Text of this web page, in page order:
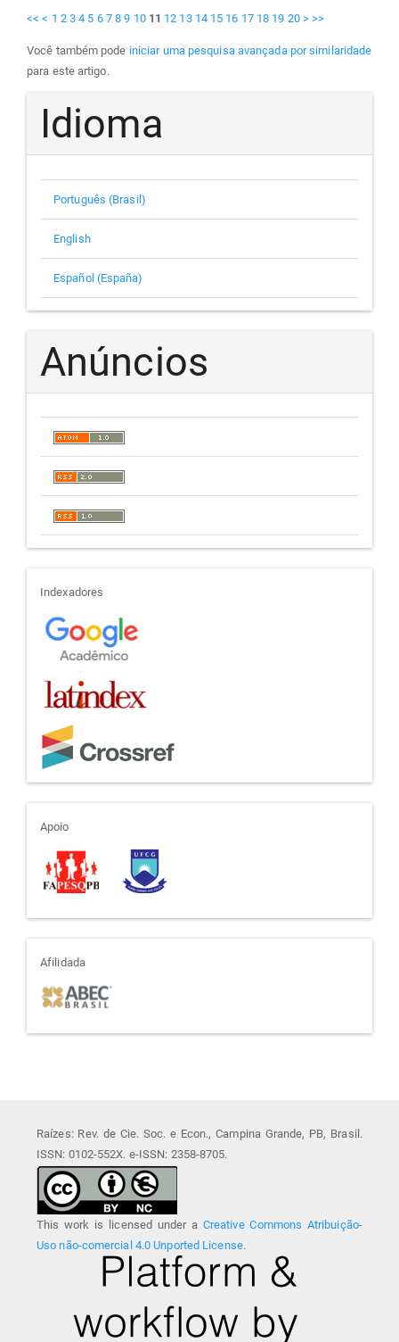
<< < 1 2 3 4 5 6 7 8 9 10 11 12 13 14 15 16 17 18 19 20 > >>
Você também pode iniciar uma pesquisa avançada por similaridade
para este artigo.
Idioma
Português (Brasil)
English
Español (España)
Anúncios
indexadores
Indexadores
apoio
Apoio
afiliada
Afilidada
Raízes: Rev. de Cie. Soc. e Econ., Campina Grande, PB, Brasil.
ISSN: 0102-552X. e-ISSN: 2358-8705.
This work is licensed under a Creative Commons Atribuição-
Uso não-comercial 4.0 Unported License.